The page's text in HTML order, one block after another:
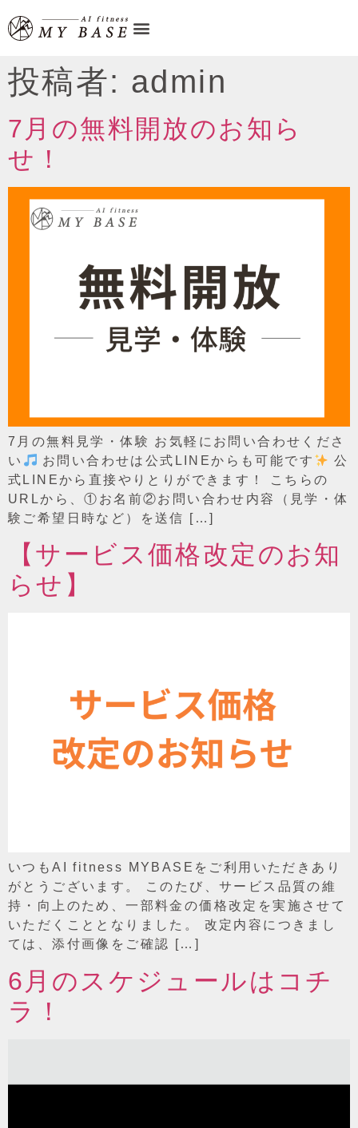
投稿者: admin
7月の無料開放のお知ら
せ！
7月の無料見学・体験 お気軽にお問い合わせくださ
い
お問い合わせは公式LINEからも可能です
公
式LINEから直接やりとりができます！ こちらの
URLから、①お名前②お問い合わせ内容（見学・体
験ご希望日時など）を送信 […]
【サービス価格改定のお知
らせ】
いつもAI fitness MYBASEをご利用いただきあり
がとうございます。 このたび、サービス品質の維
持・向上のため、一部料金の価格改定を実施させて
いただくこととなりました。 改定内容につきまし
ては、添付画像をご確認 […]
6月のスケジュールはコチ
ラ！